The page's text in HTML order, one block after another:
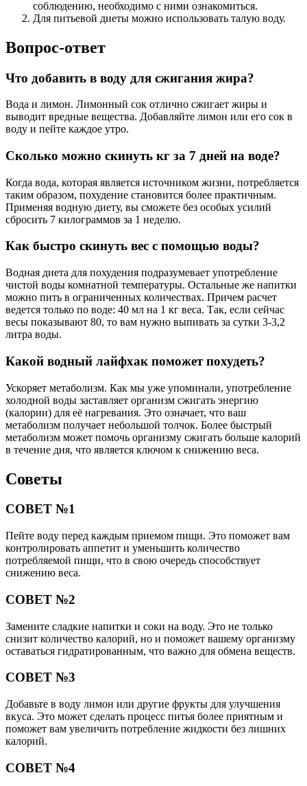
соблюдению, необходимо с ними ознакомиться.
Для питьевой диеты можно использовать талую воду.
Вопрос-ответ
Что добавить в воду для сжигания жира?
Вода и лимон. Лимонный сок отлично сжигает жиры и
выводит вредные вещества. Добавляйте лимон или его сок в
воду и пейте каждое утро.
Сколько можно скинуть кг за 7 дней на воде?
Когда вода, которая является источником жизни, потребляется
таким образом, похудение становится более практичным.
Применяя водную диету, вы сможете без особых усилий
сбросить 7 килограммов за 1 неделю.
Как быстро скинуть вес с помощью воды?
Водная диета для похудения подразумевает употребление
чистой воды комнатной температуры. Остальные же напитки
можно пить в ограниченных количествах. Причем расчет
ведется только по воде: 40 мл на 1 кг веса. Так, если сейчас
весы показывают 80, то вам нужно выпивать за сутки 3-3,2
литра воды.
Какой водный лайфхак поможет похудеть?
Ускоряет метаболизм. Как мы уже упоминали, употребление
холодной воды заставляет организм сжигать энергию
(калории) для её нагревания. Это означает, что ваш
метаболизм получает небольшой толчок. Более быстрый
метаболизм может помочь организму сжигать больше калорий
в течение дня, что является ключом к снижению веса.
Советы
СОВЕТ №1
Пейте воду перед каждым приемом пищи. Это поможет вам
контролировать аппетит и уменьшить количество
потребляемой пищи, что в свою очередь способствует
снижению веса.
СОВЕТ №2
Замените сладкие напитки и соки на воду. Это не только
снизит количество калорий, но и поможет вашему организму
оставаться гидратированным, что важно для обмена веществ.
СОВЕТ №3
Добавьте в воду лимон или другие фрукты для улучшения
вкуса. Это может сделать процесс питья более приятным и
поможет вам увеличить потребление жидкости без лишних
калорий.
СОВЕТ №4